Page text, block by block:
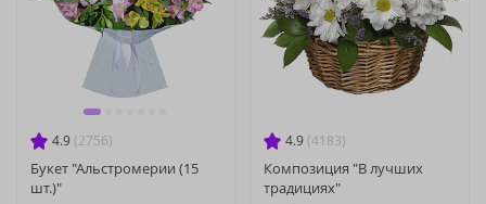
4.9 (2756)
Букет "Альстромерии (15
шт.)"
4.9 (4183)
Композиция "В лучших
традициях"